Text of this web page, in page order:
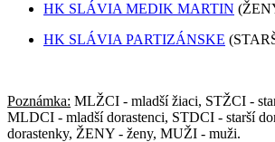
HK SLÁVIA MEDIK MARTIN
HK SLÁVIA PARTIZÁNSKE
Poznámka: MLŽCI - mladší žiaci, STŽCI -
MLDCI - mladší dorastenci, STDCI - starší
dorastenky, ŽENY - ženy, MUŽI - muži.